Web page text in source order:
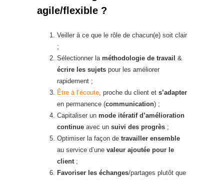
agile/flexible ?
Veiller à ce que le rôle de chacun(e) soit clair
;
Sélectionner la méthodologie de travail &
écrire les sujets pour les améliorer
rapidement ;
Être à l’écoute, proche du client et s’adapter
en permanence (communication) ;
Capitaliser un mode itératif d’amélioration
continue avec un suivi des progrès ;
Optimiser la façon de travailler ensemble
au service d’une valeur ajoutée pour le
client;
Favoriser les échanges/partages plutôt que